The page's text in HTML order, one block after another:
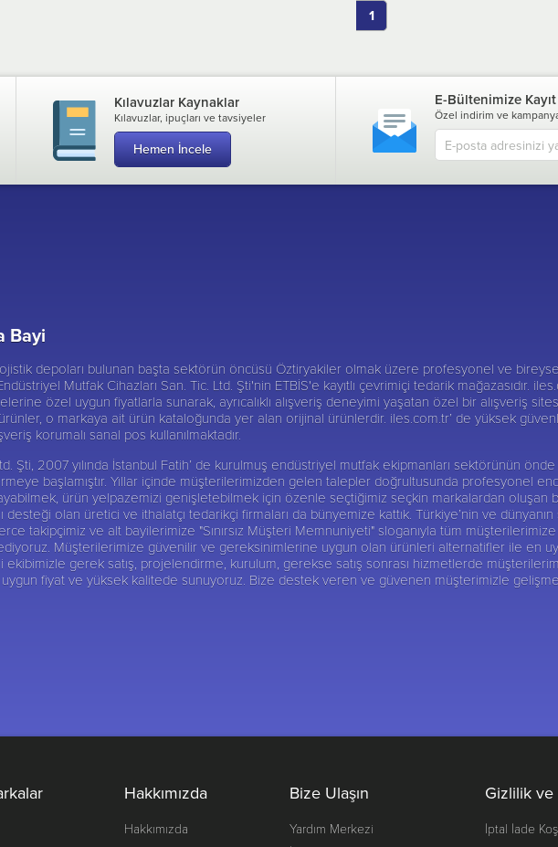
1
E-Bültenimize
Özel indirim ve
Kılavuzlar Kaynaklar
Kılavuzlar, ipuçları ve tavsiyeler
Hemen İncele
Bayi
depoları bulunan başta sektörün öncüsü Öztiryakiler olmak üzere profesyonel ve
Mutfak Cihazları San. Tic. Ltd. Şti'nin ETBİS'e kayıtlı çevrimiçi tedarik mağazasıdır.
özel uygun fiyatlarla sunarak, ayrıcalıklı alışveriş deneyimi yaşatan özel bir alışveriş
o markaya ait ürün kataloğunda yer alan orijinal ürünlerdir. iles.com.tr’ de yüksek
korumalı sanal pos kullanılmaktadır.
Şti, 2007 yılında İstanbul Fatih’ de kurulmuş endüstriyel mutfak ekipmanları sektörünün
başlamıştır. Yıllar içinde müşterilerimizden gelen talepler doğrultusunda profesyonel
ürün yelpazemizi genişletebilmek için özenle seçtiğimiz seçkin markalardan oluşan
desteği olan üretici ve ithalatçı tedarikçi firmaları da bünyemize kattık. Türkiye’nin ve
takipçimiz ve alt bayilerimize "Sınırsız Müşteri Memnuniyeti" sloganıyla tüm müşterilerimize
Müşterilerimize güvenilir ve gereksinimlerine uygun olan ürünleri alternatifler ile en
gerek satış, projelendirme, kurulum, gerekse satış sonrası hizmetlerde
fiyat ve yüksek kalitede sunuyoruz. Bize destek veren ve güvenen müşterimizle
Hakkımızda
Hakkımızda
Bize Ulaşın
Yardım Merkezi
Gizlilik ve
İptal İade